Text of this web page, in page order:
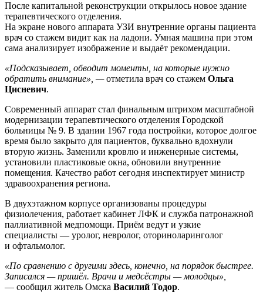
После капитальной реконструкции открылось новое здание
терапевтического отделения.
На экране нового аппарата УЗИ внутренние органы пациента
врач со стажем видит как на ладони. Умная машина при этом
сама анализирует изображение и выдаёт рекомендации.
«Подсказывает, обводит моменты, на которые нужно
обратить внимание», —отметила врач со стажем Ольга
Цисневич.
Современный аппарат стал финальным штрихом масштабной
модернизации терапевтического отделения Городской
больницы № 9. В здании 1967 года постройки, которое долгое
время было закрыто для пациентов, буквально вдохнули
вторую жизнь. Заменили кровлю и инженерные системы,
установили пластиковые окна, обновили внутренние
помещения. Качество работ сегодня инспектирует министр
здравоохранения региона.
В двухэтажном корпусе организованы процедуры
физиолечения, работает кабинет ЛФК и служба патронажной
паллиативной медпомощи. Приём ведут и узкие
специалисты — уролог, невролог, оториноларинголог
и офтальмолог.
«По сравнению с другими здесь, конечно, на порядок быстрее.
Записался — пришёл. Врачи и медсёстры — молодцы»,
— сообщил житель Омска Василий Тодор.